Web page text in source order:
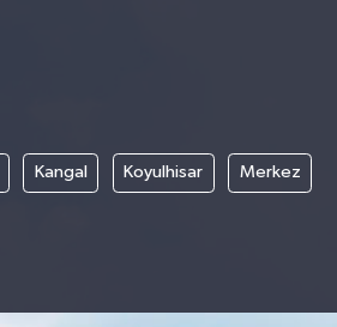
Kangal Koyulhisar Merkez